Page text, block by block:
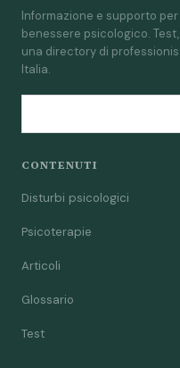
Informazione e supporto per
benessere psicologico.
una directory di
Italia.
CONTENUTI
Disturbi psicologici
Psicoterapie
Articoli
Glossario
Test